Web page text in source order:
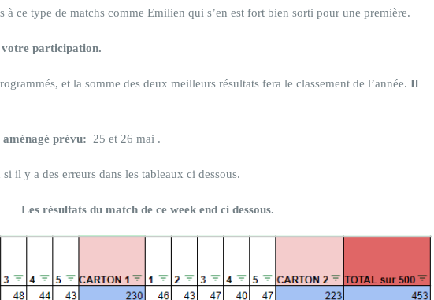
à ce type de matchs comme Emilien qui s’en est fort bien sorti pour une première.
votre participation.
et la somme des deux meilleurs résultats fera le classement de l’année. Il
prévu: 25 et 26 mai .
il y a des erreurs dans les tableaux ci dessous.
Les résultats du match de ce week end ci dessous.